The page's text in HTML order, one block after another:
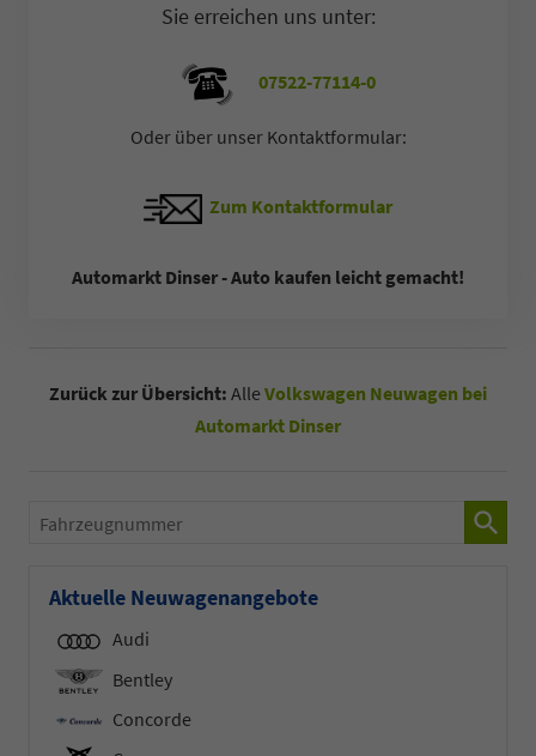
Sie erreichen uns unter:
07522-77114-0
Oder über unser Kontaktformular:
Zum Kontaktformular
Automarkt Dinser - Auto kaufen leicht gemacht!
Zurück zur Übersicht: AlleVolkswagen Neuwagen bei
Automarkt Dinser
Fahrzeugnummer
Aktuelle Neuwagenangebote
Audi
Bentley
Concorde